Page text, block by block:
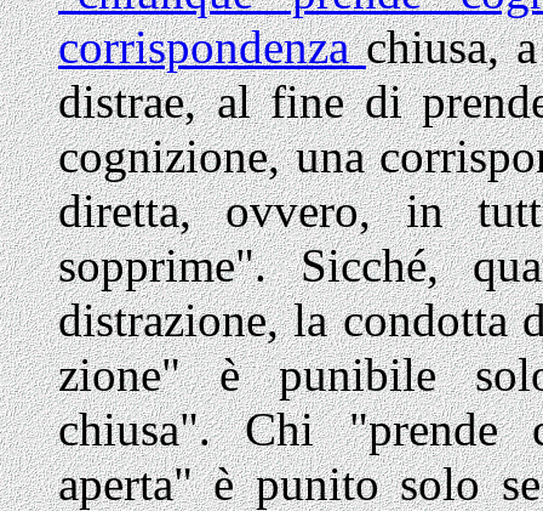
corrispondenzachiusa,
distrae, al fine di
cognizione, una
diretta, ovvero, in
sopprime". Sicché,
distrazio­ne, la
zione" è punibile
chiusa". Chi "prende
aperta" è punito solo